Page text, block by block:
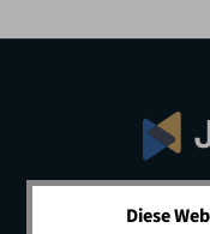
Diese